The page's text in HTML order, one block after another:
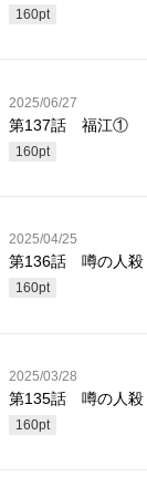
160pt
2025/06/27
第137話 福江①
160pt
2025/04/25
第136話 噂の人
160pt
2025/03/28
第135話 噂の人
160pt